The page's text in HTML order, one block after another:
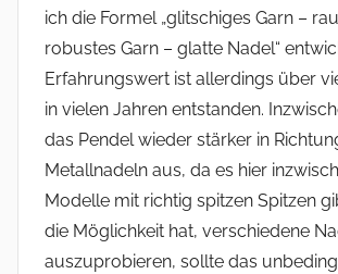
ich die Formel „glitschiges Garn –
robustes Garn – glatte Nadel“
Erfahrungswert ist allerdings über
in vielen Jahren entstanden.
das Pendel wieder stärker in
Metallnadeln aus, da es hier
Modelle mit richtig spitzen Spitzen
die Möglichkeit hat, verschiedene
auszuprobieren, sollte das